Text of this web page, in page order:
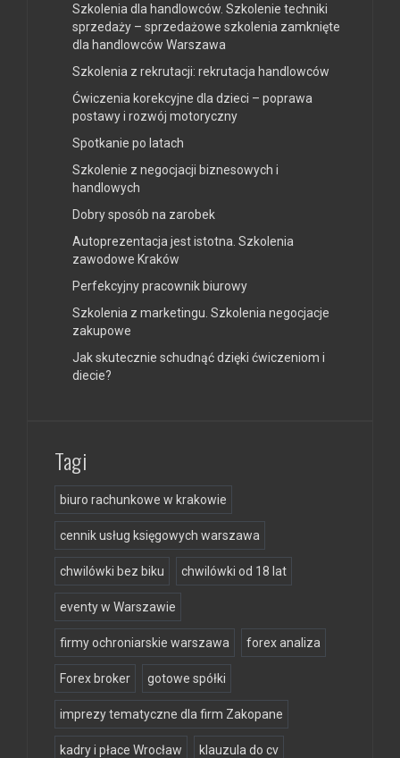
Szkolenia dla handlowców. Szkolenie techniki
sprzedaży – sprzedażowe szkolenia zamknięte
dla handlowców Warszawa
Szkolenia z rekrutacji: rekrutacja handlowców
Ćwiczenia korekcyjne dla dzieci – poprawa
postawy i rozwój motoryczny
Spotkanie po latach
Szkolenie z negocjacji biznesowych i
handlowych
Dobry sposób na zarobek
Autoprezentacja jest istotna. Szkolenia
zawodowe Kraków
Perfekcyjny pracownik biurowy
Szkolenia z marketingu. Szkolenia negocjacje
zakupowe
Jak skutecznie schudnąć dzięki ćwiczeniom i
diecie?
Tagi
biuro rachunkowe w krakowie
cennik usług księgowych warszawa
chwilówki bez biku chwilówki od 18 lat
eventy w Warszawie
firmy ochroniarskie warszawa forex analiza
Forex broker gotowe spółki
imprezy tematyczne dla firm Zakopane
kadry i płace Wrocław klauzula do cv